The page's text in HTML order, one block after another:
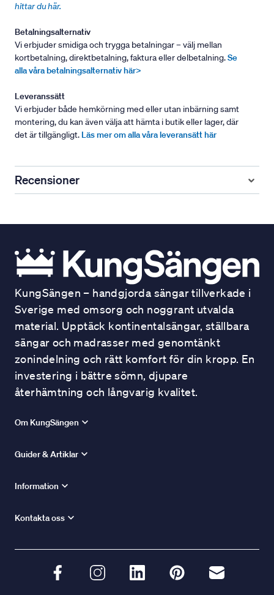
hittar du här.
Betalningsalternativ
Vi erbjuder smidiga och trygga betalningar – välj mellan
kortbetalning, direktbetalning, faktura eller delbetalning.Se
alla våra betalningsalternativ här>
Leveranssätt
Vi erbjuder både hemkörning med eller utan inbärning samt
montering, du kan även välja att hämta i butik eller lager, där
det är tillgängligt. Läs mer om alla våra leveransätt här
Recensioner
KungSängen – handgjorda sängar tillverkade i
Sverige med omsorg och noggrant utvalda
material. Upptäck kontinentalsängar, ställbara
sängar och madrasser med genomtänkt
zonindelning och rätt komfort för din kropp. En
investering i bättre sömn, djupare
återhämtning och långvarig kvalitet.
Om KungSängen
Guider & Artiklar
Information
Kontakta oss